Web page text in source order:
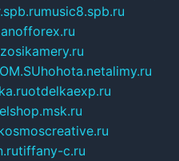
music8.spb.ru
zosikamery.ru
hohota.netalimy.ru
otdelkaexp.ru
tiffany-c.ru